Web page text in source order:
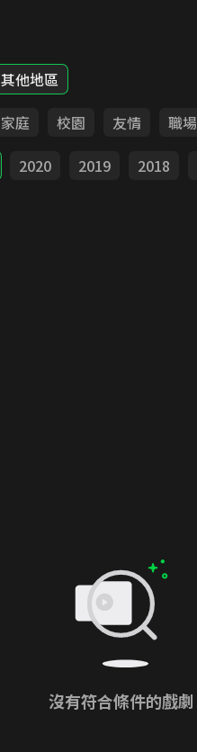
其他地區
家庭 校園 友情
職場
2020 2019 2018
沒有符合條件的戲劇